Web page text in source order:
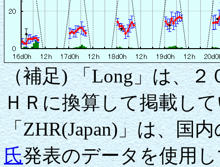
（補足) 「Long」は、
ＨＲに換算して掲
「ZHR(Japan)」は、国
氏発表のデータを使用